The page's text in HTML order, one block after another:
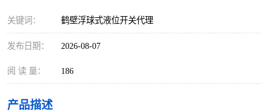
关键词： 鹤壁浮球式液位开关代理
发布日期： 2026-08-07
阅 读 量： 186
产品描述